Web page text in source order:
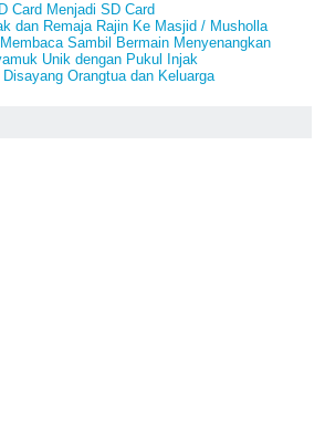
Card Menjadi SD Card
dan Remaja Rajin Ke Masjid / Musholla
Sambil Bermain Menyenangkan
Unik dengan Pukul Injak
Orangtua dan Keluarga